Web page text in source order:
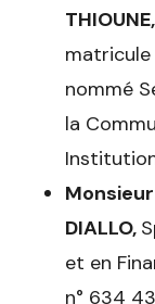
THIOUNE,
matricule
nommé
la
DIALLO,
et en
n° 634